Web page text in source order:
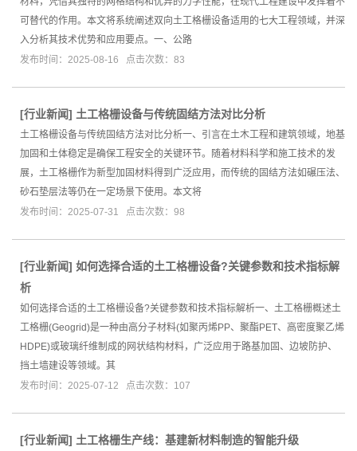
可替代的作用。本文将系统阐述双向土工格栅设备适用的七大工程领域，并深
入分析其技术优势和应用要点。一、公路
发布时间：2025-08-16 点击次数：83
[行业新闻] 土工格栅设备与传统固结方法对比分析
土工格栅设备与传统固结方法对比分析一、引言在土木工程和建筑领域，地基
加固和土体稳定是确保工程安全的关键环节。随着材料科学和施工技术的发
展，土工格栅作为新型加固材料得到广泛应用，而传统的固结方法如碾压法、
砂石垫层法等仍在一定场景下使用。本文将
发布时间：2025-07-31 点击次数：98
[行业新闻] 如何选择合适的土工格栅设备?关键参数和技术指标解
析
如何选择合适的土工格栅设备?关键参数和技术指标解析一、土工格栅概述土
工格栅(Geogrid)是一种由高分子材料(如聚丙烯PP、聚酯PET、高密度聚乙烯
HDPE)或玻璃纤维制成的网状结构材料，广泛应用于路基加固、边坡防护、
挡土墙建设等领域。其
发布时间：2025-07-12 点击次数：107
[行业新闻] 土工格栅生产线：基建新材料制造的智能升级